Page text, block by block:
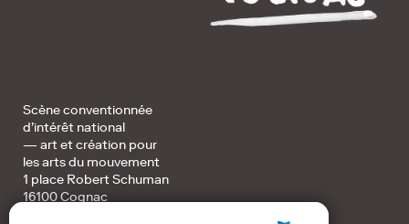
Scène conventionnée
d’intérêt national
— art et création pour
les arts du mouvement
1 place Robert Schuman
16100 Cognac